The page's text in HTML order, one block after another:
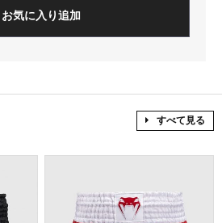
お気に入り追加
すべて見る